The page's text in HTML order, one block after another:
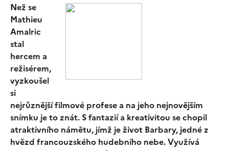
Než se
Mathieu
Amalric
stal
hercem a
režisérem,
vyzkoušel
si
nejrůznější filmové profese a na jeho nejnovějším
snímku je to znát. S fantazií a kreativitou se chopil
atraktivního námětu, jímž je život Barbary, jedné z
hvězd francouzského hudebního nebe. Využívá